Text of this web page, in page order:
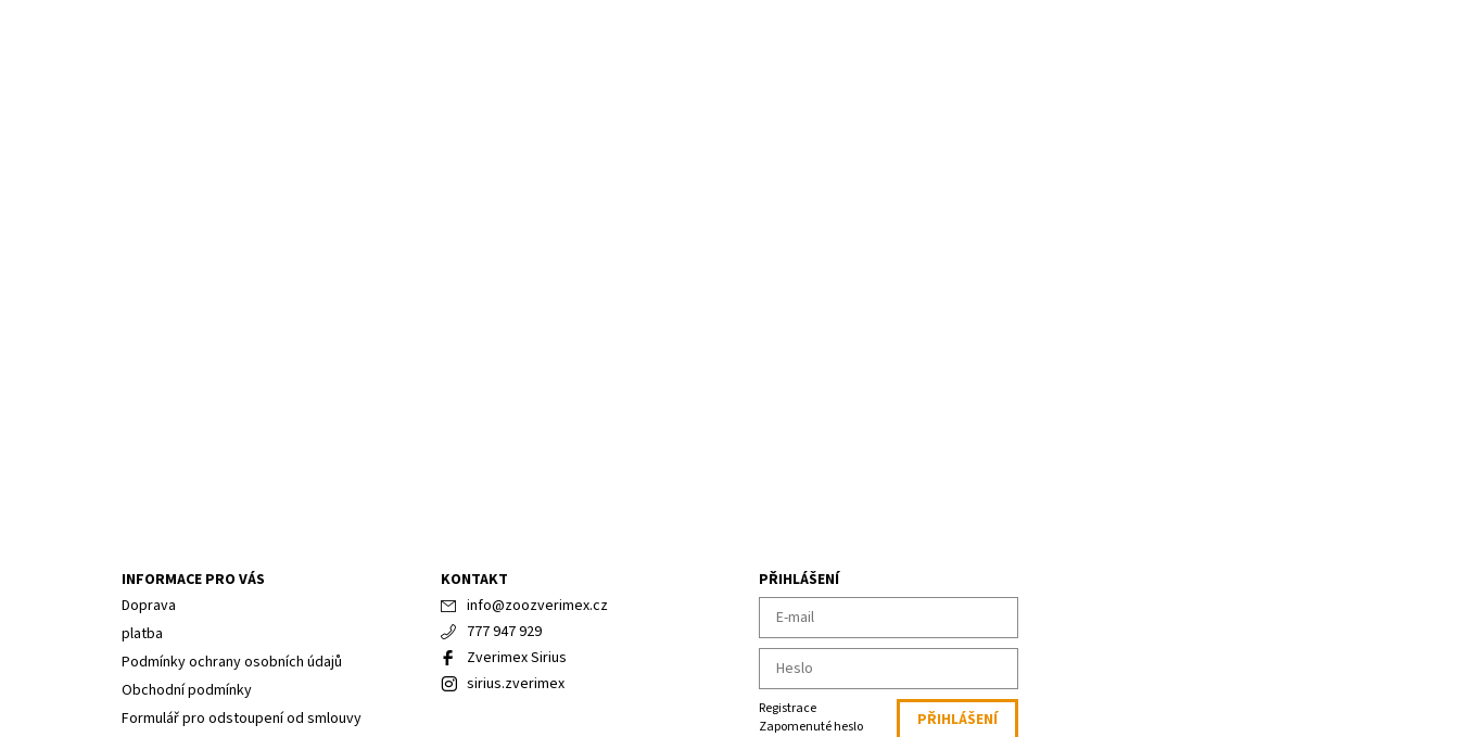
INFORMACE PRO VÁS
Doprava
platba
Podmínky ochrany osobních údajů
Obchodní podmínky
Formulář pro odstoupení od smlouvy
KONTAKT
info@zoozverimex.cz
777 947 929
Zverimex Sirius
sirius.zverimex
PŘIHLÁŠENÍ
Registrace
Zapomenuté heslo